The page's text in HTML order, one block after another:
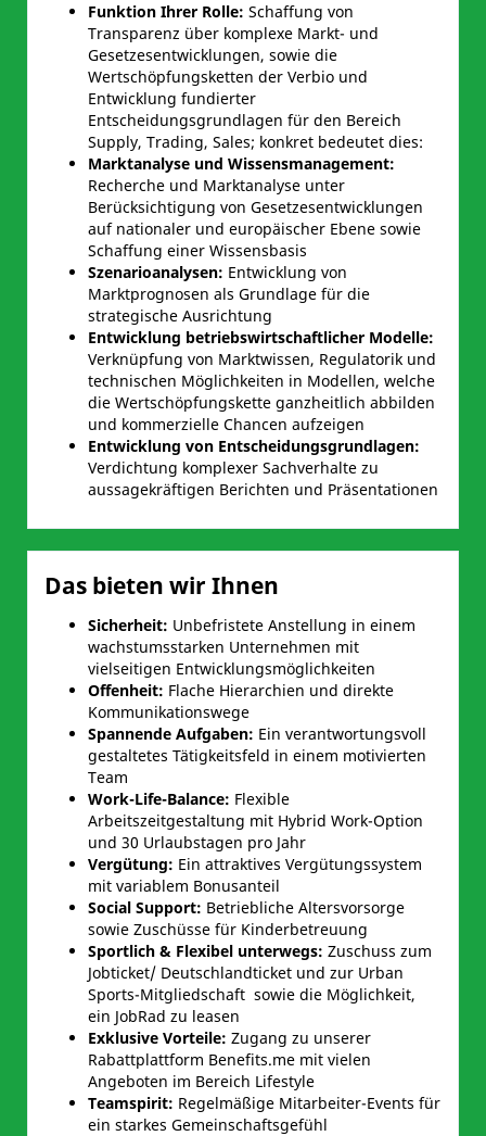
Funktion Ihrer Rolle: Schaffung von
Transparenz über komplexe Markt- und
Gesetzesentwicklungen, sowie die
Wertschöpfungsketten der Verbio und
Entwicklung fundierter
Entscheidungsgrundlagen für den Bereich
Supply, Trading, Sales; konkret bedeutet dies:
Marktanalyse und Wissensmanagement:
Recherche und Marktanalyse unter
Berücksichtigung von Gesetzesentwicklungen
auf nationaler und europäischer Ebene sowie
Schaffung einer Wissensbasis
Szenarioanalysen: Entwicklung von
Marktprognosen als Grundlage für die
strategische Ausrichtung
Entwicklung betriebswirtschaftlicher Modelle:
Verknüpfung von Marktwissen, Regulatorik und
technischen Möglichkeiten in Modellen, welche
die Wertschöpfungskette ganzheitlich abbilden
und kommerzielle Chancen aufzeigen
Entwicklung von Entscheidungsgrundlagen:
Verdichtung komplexer Sachverhalte zu
aussagekräftigen Berichten und Präsentationen
Das bieten wir Ihnen
Sicherheit: Unbefristete Anstellung in einem
wachstumsstarken Unternehmen mit
vielseitigen Entwicklungsmöglichkeiten
Offenheit: Flache Hierarchien und direkte
Kommunikationswege
Spannende Aufgaben: Ein verantwortungsvoll
gestaltetes Tätigkeitsfeld in einem motivierten
Team
Work-Life-Balance: Flexible
Arbeitszeitgestaltung mit Hybrid Work-Option
und 30 Urlaubstagen pro Jahr
Vergütung: Ein attraktives Vergütungssystem
mit variablem Bonusanteil
Social Support: Betriebliche Altersvorsorge
sowie Zuschüsse für Kinderbetreuung
Sportlich & Flexibel unterwegs: Zuschuss zum
Jobticket/ Deutschlandticket und zur Urban
Sports-Mitgliedschaft sowie die Möglichkeit,
ein JobRad zu leasen
Exklusive Vorteile: Zugang zu unserer
Rabattplattform Benefits.me mit vielen
Angeboten im Bereich Lifestyle
Teamspirit: Regelmäßige Mitarbeiter-Events für
ein starkes Gemeinschaftsgefühl